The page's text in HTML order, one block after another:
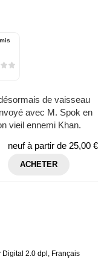
de vaisseau
avec M. Spok en
vieil ennemi Khan.
neuf à partir de 25,00 €
ACHETER
2.0 dpl, Français